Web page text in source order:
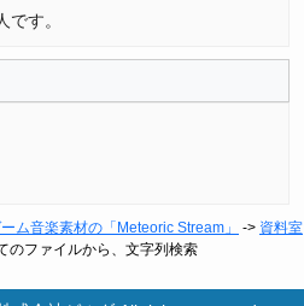
です。
ム音楽素材の「Meteoric Stream」 -> 資料室
のファイルから、文字列検索